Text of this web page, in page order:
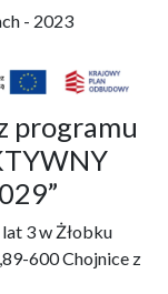
- 2023
programu
3 w Żłobku
600 Chojnice z